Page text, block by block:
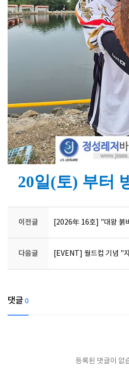
20일(토) 부터
이전글 [2026年 16호] "대왕 붉
다음글 [EVENT] 월드컵 기념 "
댓글 0
등록된 댓글이 없